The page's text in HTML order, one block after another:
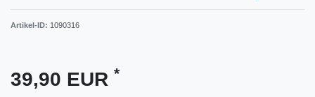
Artikel-ID: 1090316
39,90 EUR *